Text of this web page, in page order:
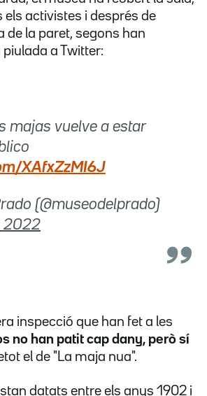
els activistes i després de
de la paret, segons han
a Twitter:
majas vuelve a estar
XAfxZzMI6J
(@museodelprado)
2022
inspecció que han fet a les
no han patit cap dany, però sí
el de "La maja nua".
datats entre els anys 1902 i